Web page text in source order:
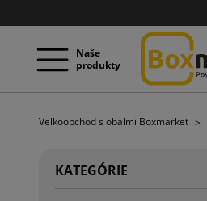
Naše
produkty
Veľkoobchod s obalmi Boxmarket
KATEGÓRIE